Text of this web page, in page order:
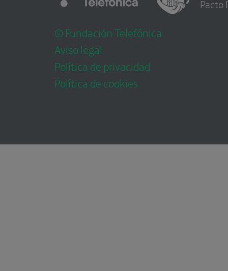
© Fundación Telefónica
Aviso legal
Política de privacidad
Política de cookies
Pacto